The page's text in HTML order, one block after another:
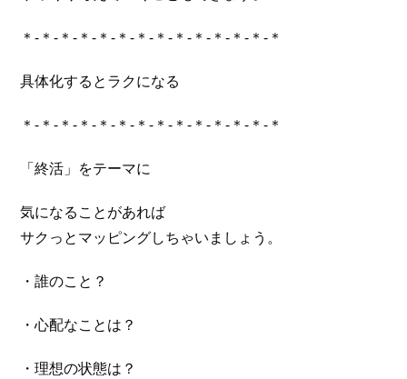
＊-＊-＊-＊-＊-＊-＊-＊-＊-＊-＊-＊-＊-＊
具体化するとラクになる
＊-＊-＊-＊-＊-＊-＊-＊-＊-＊-＊-＊-＊-＊
「終活」をテーマに
気になることがあれば
サクっとマッピングしちゃいましょう。
・誰のこと？
・心配なことは？
・理想の状態は？